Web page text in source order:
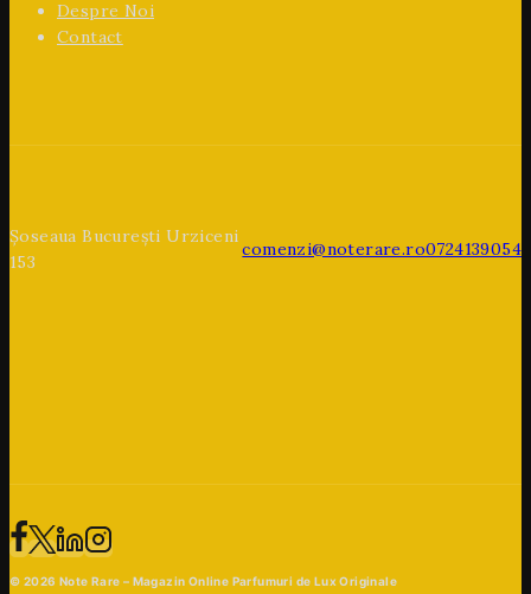
Despre Noi
Contact
Șoseaua București Urziceni
153
comenzi@noterare.ro0724139054
© 2026 Note Rare – Magazin Online Parfumuri de Lux Originale